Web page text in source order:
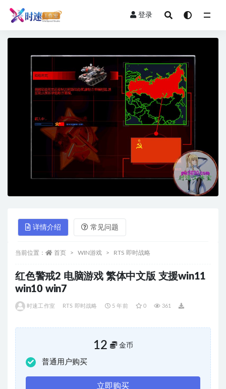
登录
详情介绍 常见问题
当前位置： 首页 WIN游戏 RTS 即时战略
红色警戒2 电脑游戏 繁体中文版 支援win11
win10 win7
时速工作室 RTS 即时战略 5 年前 0 361
12 金币
普通用户购买
立即购买